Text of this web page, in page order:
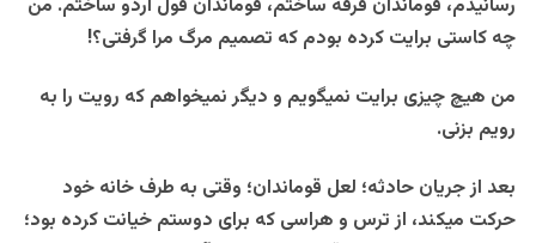
رسانیدم، قوماندان فرقه ساختم، قوماندان قول اردو ساختم. من
چه کاستی برایت کرده بودم که تصمیم مرگ مرا گرفتی؟!
من هیچ چیزی برایت نمیگویم و دیگر نمیخواهم که رویت را به
رویم بزنی.
بعد از جریان حادثه؛ لعل قوماندان؛ وقتی به طرف خانه خود
حرکت میکند، از ترس و هراسی که برای دوستم خیانت کرده بود؛